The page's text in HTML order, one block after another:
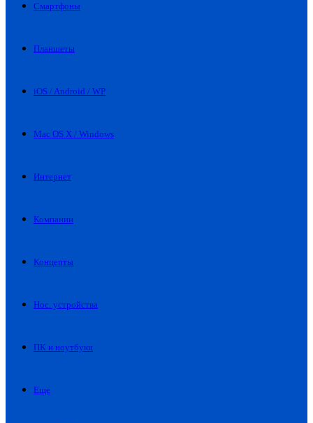
Смартфоны
Планшеты
iOS / Android / WP
Mac OS X / Windows
Интернет
Компании
Концепты
Нос. устройства
ПК и ноутбуки
Еще